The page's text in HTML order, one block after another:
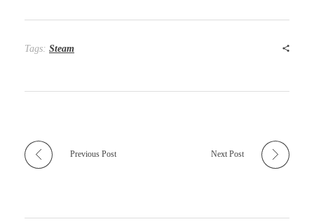
Tags: Steam
Previous Post Next Post